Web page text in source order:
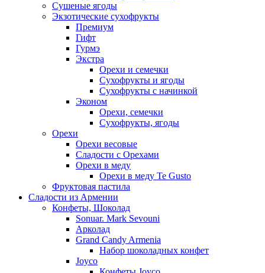
Сушеные ягоды
Экзотические сухофрукты
Премиум
Гифт
Гурмэ
Экстра
Орехи и семечки
Сухофрукты и ягоды
Сухофрукты с начинкой
Эконом
Орехи, семечки
Сухофрукты, ягоды
Орехи
Орехи весовые
Сладости с Орехами
Орехи в меду
Орехи в меду Te Gusto
Фруктовая пастила
Сладости из Армении
Конфеты, Шоколад
Sonuar. Mark Sevouni
Арколад
Grand Candy Armenia
Набор шоколадных конфет
Joyco